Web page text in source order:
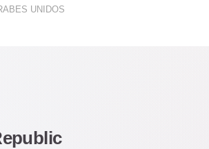
UNIDOS